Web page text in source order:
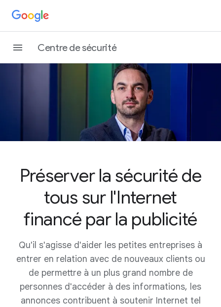
Centre de sécurité
Préserver la sécurité de
tous sur l'Internet
financé par la publicité
Qu'il s'agisse d'aider les petites entreprises à
entrer en relation avec de nouveaux clients ou
de permettre à un plus grand nombre de
personnes d'accéder à des informations, les
annonces contribuent à soutenir Internet tel